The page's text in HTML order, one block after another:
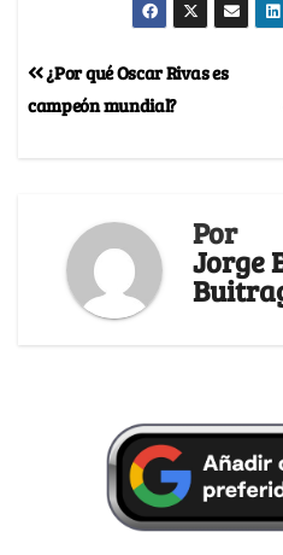
¿Por qué Oscar Rivas es
campeón mundial?
Por
Jorge